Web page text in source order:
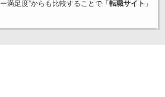
満足度”からも比較することで「 転職サイト 」